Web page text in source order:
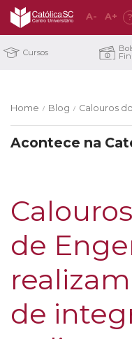
A- A+ ?
Cursos
Home / Blog / Calouros
Acontece na
de
de